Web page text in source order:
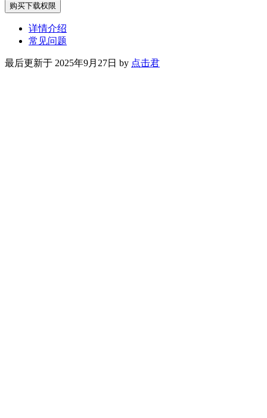
购买下载权限
详情介绍
常见问题
最后更新于 2025年9月27日 by 点击君